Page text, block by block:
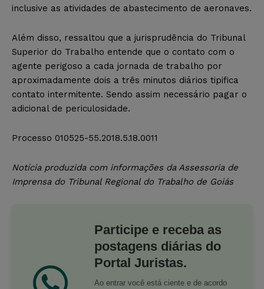
inclusive as atividades de abastecimento de aeronaves.
Além disso, ressaltou que a jurisprudência do Tribunal
Superior do Trabalho entende que o contato com o
agente perigoso a cada jornada de trabalho por
aproximadamente dois a três minutos diários tipifica
contato intermitente. Sendo assim necessário pagar o
adicional de periculosidade.
Processo 010525-55.2018.5.18.0011
Notícia produzida com informações da Assessoria de
Imprensa do Tribunal Regional do Trabalho de Goiás
Participe e receba as
postagens diárias do
Portal Juristas.
Ao entrar você está ciente e de acordo